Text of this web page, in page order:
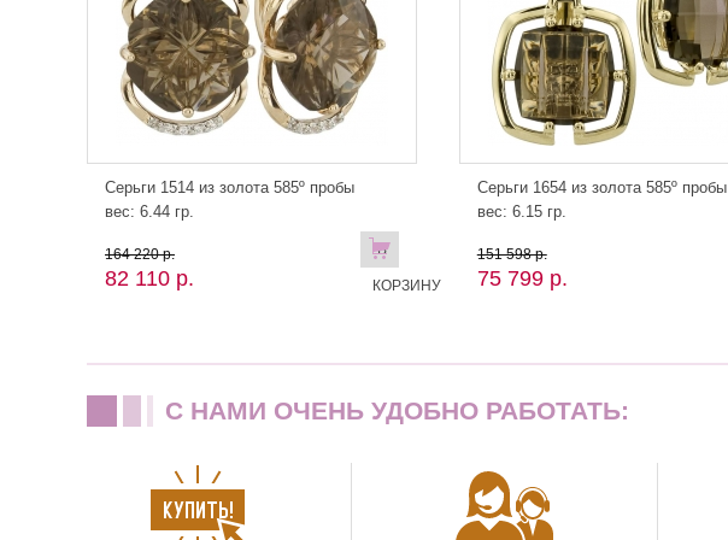
Серьги 1514 из золота 585º пробы
вес: 6.44 гр.
164 220 р.
82 110 р.
В
КОРЗИНУ
Серьги 1654 из золота 585º пробы
вес: 6.15 гр.
151 598 р.
75 799 р.
C НАМИ ОЧЕНЬ УДОБНО РАБОТАТЬ: